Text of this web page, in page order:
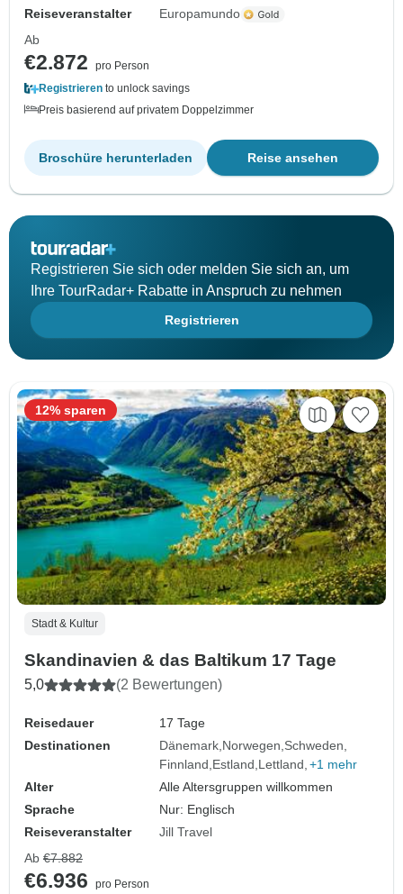
Reiseveranstalter
Europamundo
Ab
€2.872
pro Person
Registrieren to unlock savings
Preis basierend auf privatem Doppelzimmer
Reise ansehen
Broschüre herunterladen
Registrieren Sie sich oder melden Sie sich an, um
Ihre TourRadar+ Rabatte in Anspruch zu nehmen
Registrieren
Stadt & Kultur
Skandinavien & das Baltikum 17 Tage
5,0 (2 Bewertungen)
Reisedauer
17 Tage
Destinationen
Dänemark Norwegen Schweden
Finnland Estland Lettland +1 mehr
Alter
Alle Altersgruppen willkommen
Sprache
Nur: Englisch
Reiseveranstalter
Jill Travel
12% sparen
Ab €7.882
€6.936
pro Person